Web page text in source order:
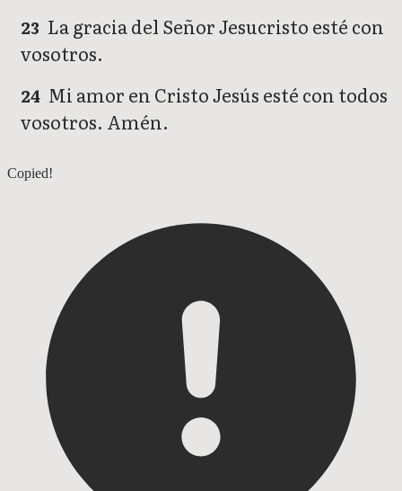
23 La gracia del Señor Jesucristo esté con
vosotros.
24 Mi amor en Cristo Jesús esté con todos
vosotros. Amén.
1 Corintios 15
Copied!